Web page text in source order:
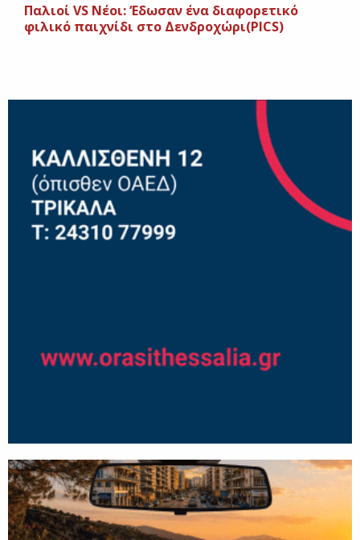
Παλιοί VS Nέοι: ‘Εδωσαν ένα διαφορετικό
φιλικό παιχνίδι στο Δενδροχώρι(PICS)